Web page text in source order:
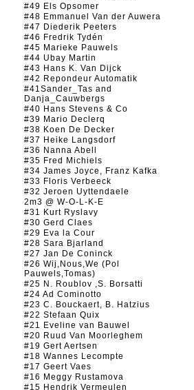
#49 Els Opsomer
#48 Emmanuel Van der Auwera
#47 Diederik Peeters
#46 Fredrik Tydén
#45 Marieke Pauwels
#44 Ubay Martin
#43 Hans K. Van Dijck
#42 Repondeur Automatik
#41Sander_Tas and
Danja_Cauwbergs
#40 Hans Stevens & Co
#39 Mario Declerq
#38 Koen De Decker
#37 Heike Langsdorf
#36 Nanna Abell
#35 Fred Michiels
#34 James Joyce, Franz Kafka
#33 Floris Verbeeck
#32 Jeroen Uyttendaele
2m3 @ W-O-L-K-E
#31 Kurt Ryslavy
#30 Gerd Claes
#29 Eva la Cour
#28 Sara Bjarland
#27 Jan De Coninck
#26 Wij,Nous,We (Pol
Pauwels,Tomas)
#25 N. Roublov ,S. Borsatti
#24 Ad Cominotto
#23 C. Bouckaert, B. Hatzius
#22 Stefaan Quix
#21 Eveline van Bauwel
#20 Ruud Van Moorleghem
#19 Gert Aertsen
#18 Wannes Lecompte
#17 Geert Vaes
#16 Meggy Rustamova
#15 Hendrik Vermeulen